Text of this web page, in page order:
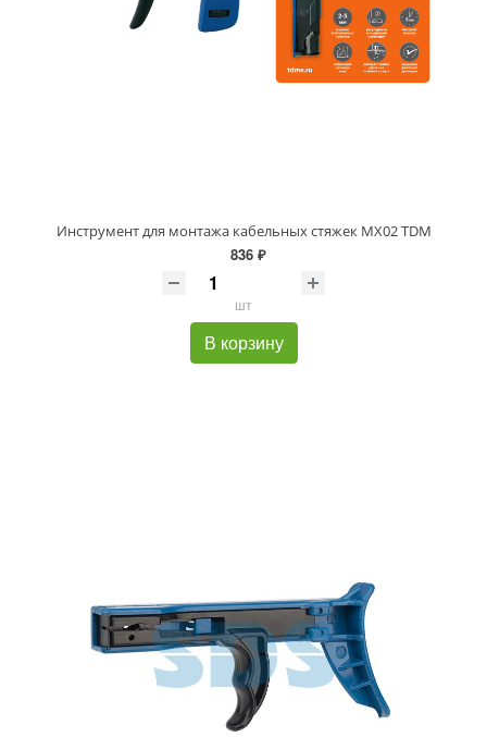
Инструмент для монтажа кабельных стяжек МХ02 TDM
836 ₽
шт
В корзину